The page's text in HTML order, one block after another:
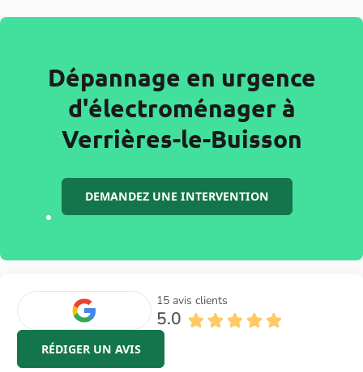
Dépannage en urgence
d'électroménager à
Verrières-le-Buisson
DEMANDEZ UNE INTERVENTION
5.0
15 avis clients
RÉDIGER UN AVIS